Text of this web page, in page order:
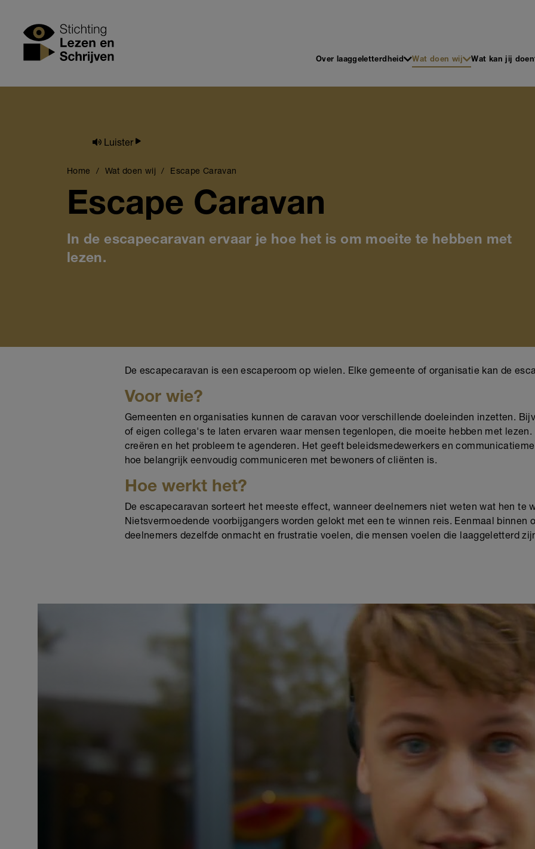
Stichting Lezen en Schrijven
Main
navigation
Over laaggeletterdheid Wat doen wij Wat kan jij doen
Luister
Breadcrumb
Home Wat doen wij Escape Caravan
Escape Caravan
In de escapecaravan ervaar je hoe het is om moeite te hebben met
lezen.
De escapecaravan is een escaperoom op wielen. Elke gemeente of organisatie kan de
Voor wie?
Gemeenten en organisaties kunnen de caravan voor verschillende doeleinden inzetten.
of eigen collega's te laten ervaren waar mensen tegenlopen, die moeite hebben met
creëren en het probleem te agenderen. Het geeft beleidsmedewerkers en
hoe belangrijk eenvoudig communiceren met bewoners of cliënten is.
Hoe werkt het?
De escapecaravan sorteert het meeste effect, wanneer deelnemers niet weten wat hen te
Nietsvermoedende voorbijgangers worden gelokt met een te winnen reis. Eenmaal binnen
deelnemers dezelfde onmacht en frustratie voelen, die mensen voelen die laaggeletterd